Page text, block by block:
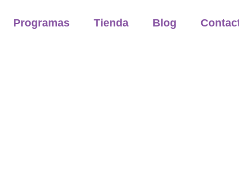
Programas Tienda Blog